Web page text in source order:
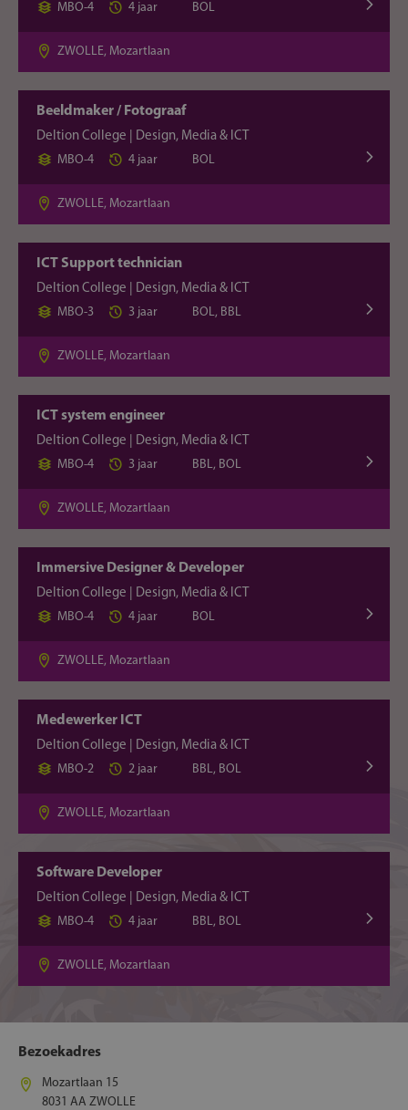
Bezoekadres
Mozartlaan 15
8031 AA ZWOLLE
MBO-4
4 jaar BOL
ZWOLLE, Mozartlaan
Beeldmaker / Fotograaf
Deltion College | Design, Media & ICT
MBO-4
4 jaar BOL
ZWOLLE, Mozartlaan
ICT Support technician
Deltion College | Design, Media & ICT
MBO-3
3 jaar BOL, BBL
ZWOLLE, Mozartlaan
ICT system engineer
Deltion College | Design, Media & ICT
MBO-4
3 jaar BBL, BOL
ZWOLLE, Mozartlaan
Immersive Designer & Developer
Deltion College | Design, Media & ICT
MBO-4
4 jaar BOL
ZWOLLE, Mozartlaan
Medewerker ICT
Deltion College | Design, Media & ICT
MBO-2
2 jaar BBL, BOL
ZWOLLE, Mozartlaan
Software Developer
Deltion College | Design, Media & ICT
MBO-4
4 jaar BBL, BOL
ZWOLLE, Mozartlaan